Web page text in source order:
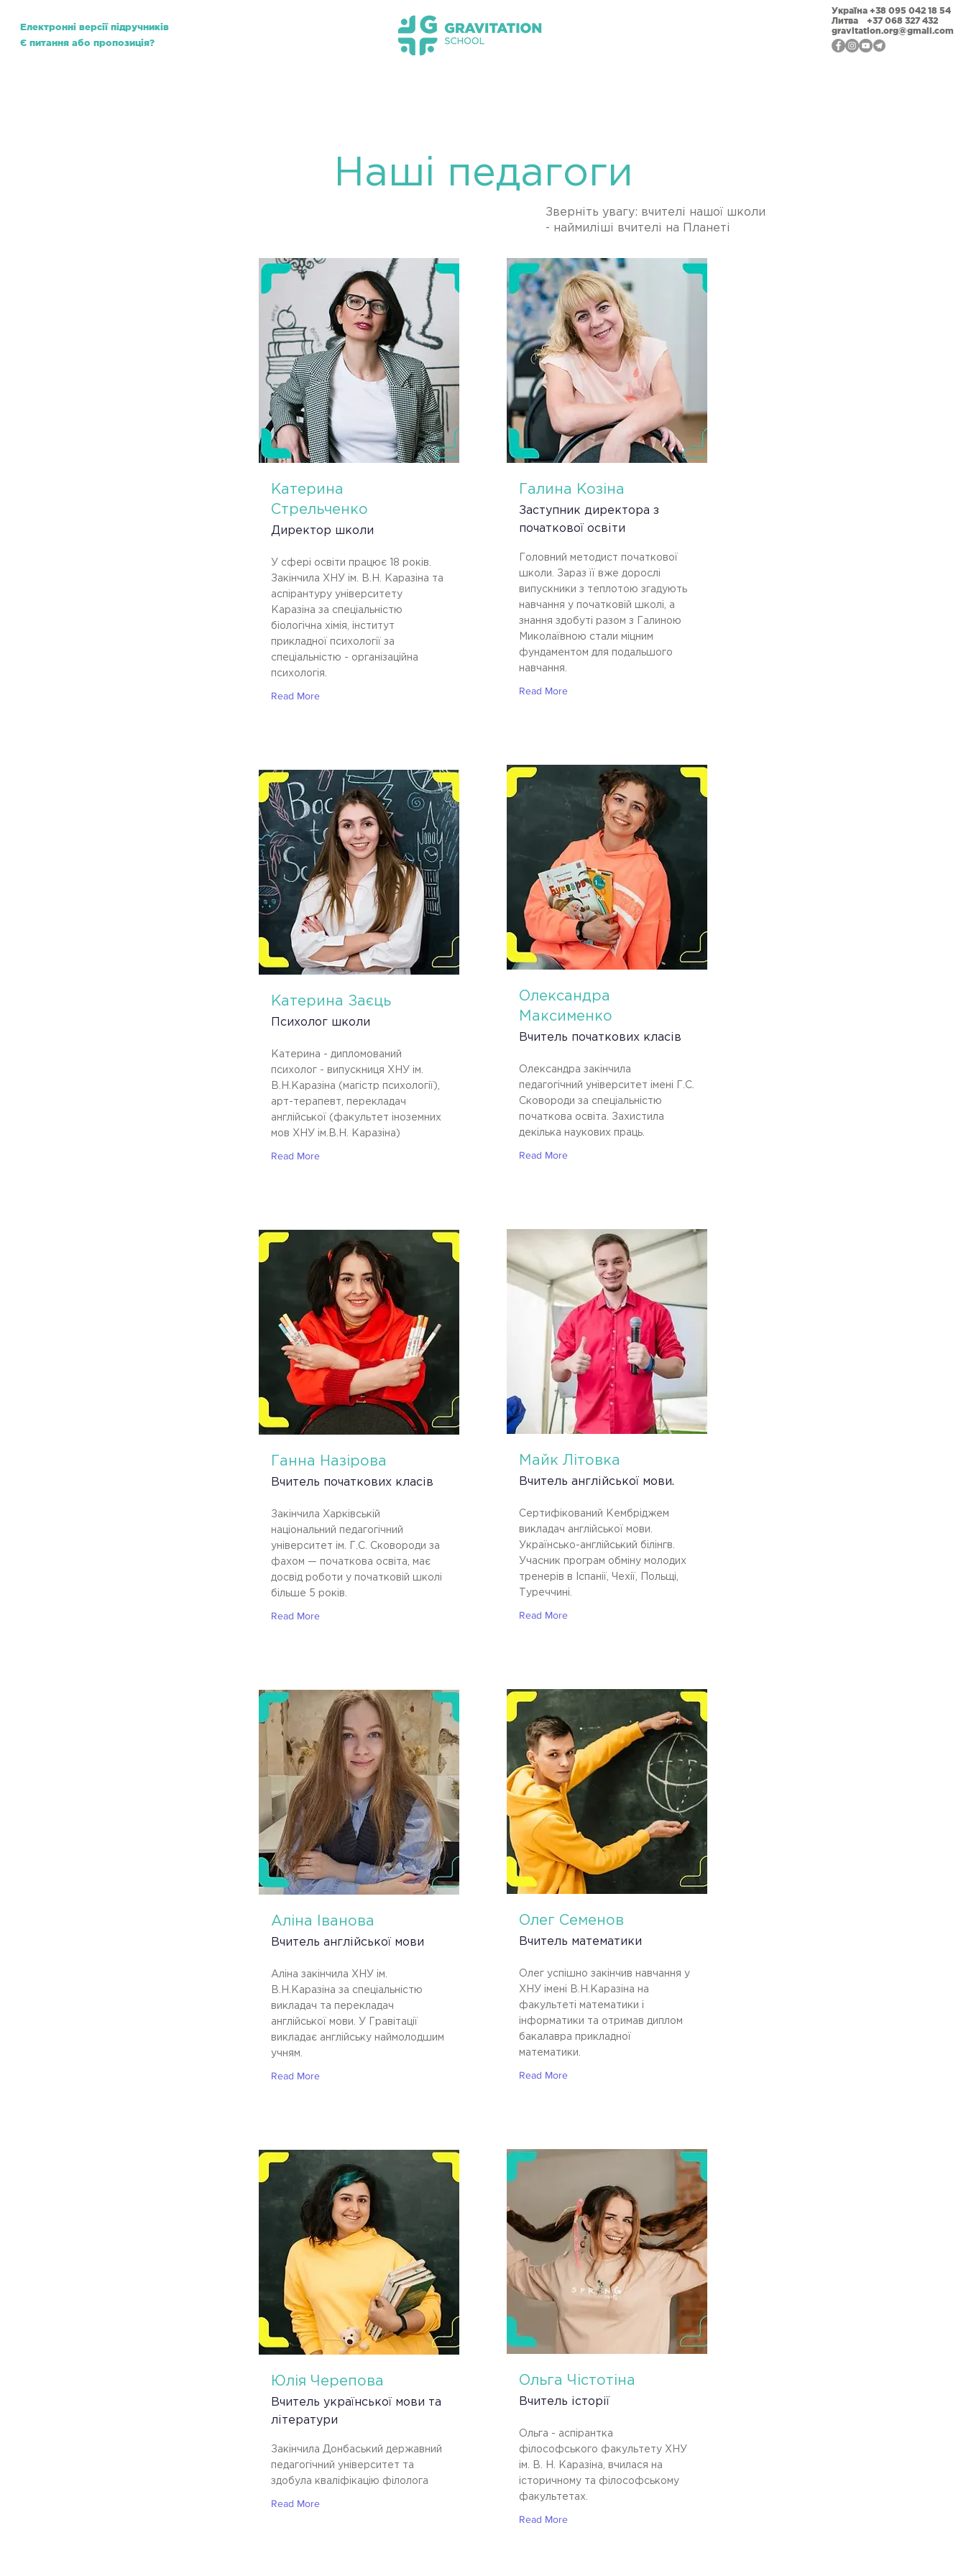
Електронні версії підручників
Є питання або пропозиція?
Україна +38 095 042 18 54
Литва +37 068 327 432
gravitation.org@gmail.com
Наші педагоги
Зверніть увагу: вчителі нашої школи
- наймиліші вчителі на Планеті
Катерина
Стрельченко
Директор школи
У сфері освіти працює 18 років.
Закінчила ХНУ ім. В.Н. Каразіна та
аспірантуру університету
Каразіна за спеціальністю
біологічна хімія, інститут
прикладної психології за
спеціальністю - організаційна
психологія.
Read More
Катерина Заєць
Психолог школи
Катерина - дипломований
психолог - випускниця ХНУ ім.
В.Н.Каразіна (магістр психології),
арт-терапевт, перекладач
англійської (факультет іноземних
мов ХНУ ім.В.Н. Каразіна)
Read More
Ганна Назірова
Вчитель початкових класів
Закінчила Харківській
національний педагогічний
університет ім. Г.С. Сковороди за
фахом — початкова освіта, має
досвід роботи у початковій школі
більше 5 років.
Read More
Аліна Іванова
Вчитель англійської мови
Аліна закінчила ХНУ ім.
В.Н.Каразіна за спеціальністю
викладач та перекладач
англійської мови. У Гравітації
викладає англійську наймолодшим
учням.
Read More
Юлія Черепова
Вчитель української мови та
літератури
Закінчила Донбаський державний
педагогічний університет та
здобула кваліфікацію філолога
Read More
Галина Козіна
Заступник директора з
початкової освіти
Головний методист початкової
школи. Зараз її вже дорослі
випускники з теплотою згадують
навчання у початковій школі, а
знання здобуті разом з Галиною
Миколаївною стали міцним
фундаментом для подальшого
навчання.
Read More
Олександра
Максименко
Вчитель початкових класів
Олександра закінчила
педагогічний університет імені Г.С.
Сковороди за спеціальністю
початкова освіта. Захистила
декілька наукових праць.
Read More
Майк Літовка
Вчитель англійської мови.
Сертифікований Кембріджем
викладач англійської мови.
Українсько-англійський білінгв.
Учасник програм обміну молодих
тренерів в Іспанії, Чехії, Польщі,
Туреччині.
Read More
Олег Семенов
Вчитель математики
Олег успішно закінчив навчання у
ХНУ імені В.Н.Каразіна на
факультеті математики і
інформатики та отримав диплом
бакалавра прикладної
математики.
Read More
Ольга Чістотіна
Вчитель історії
Ольга - аспірантка
філософського факультету ХНУ
ім. В. Н. Каразіна, вчилася на
історичному та філософському
факультетах.
Read More